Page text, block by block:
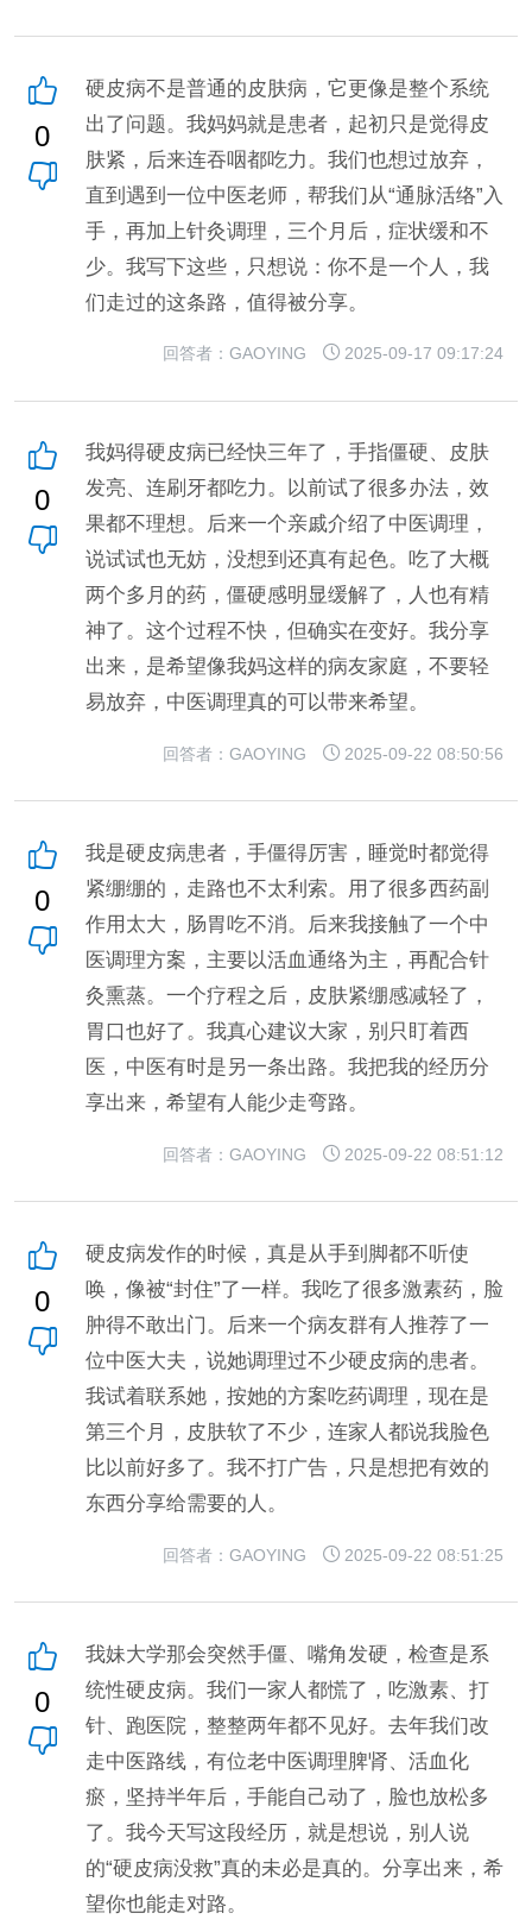
0
硬皮病不是普通的皮肤病，它更像是整个系统
出了问题。我妈妈就是患者，起初只是觉得皮
肤紧，后来连吞咽都吃力。我们也想过放弃，
直到遇到一位中医老师，帮我们从“通脉活络”入
手，再加上针灸调理，三个月后，症状缓和不
少。我写下这些，只想说：你不是一个人，我
们走过的这条路，值得被分享。
回答者：GAOYING 2025-09-17 09:17:24
0
我妈得硬皮病已经快三年了，手指僵硬、皮肤
发亮、连刷牙都吃力。以前试了很多办法，效
果都不理想。后来一个亲戚介绍了中医调理，
说试试也无妨，没想到还真有起色。吃了大概
两个多月的药，僵硬感明显缓解了，人也有精
神了。这个过程不快，但确实在变好。我分享
出来，是希望像我妈这样的病友家庭，不要轻
易放弃，中医调理真的可以带来希望。
回答者：GAOYING 2025-09-22 08:50:56
0
我是硬皮病患者，手僵得厉害，睡觉时都觉得
紧绷绷的，走路也不太利索。用了很多西药副
作用太大，肠胃吃不消。后来我接触了一个中
医调理方案，主要以活血通络为主，再配合针
灸熏蒸。一个疗程之后，皮肤紧绷感减轻了，
胃口也好了。我真心建议大家，别只盯着西
医，中医有时是另一条出路。我把我的经历分
享出来，希望有人能少走弯路。
回答者：GAOYING 2025-09-22 08:51:12
0
硬皮病发作的时候，真是从手到脚都不听使
唤，像被“封住”了一样。我吃了很多激素药，脸
肿得不敢出门。后来一个病友群有人推荐了一
位中医大夫，说她调理过不少硬皮病的患者。
我试着联系她，按她的方案吃药调理，现在是
第三个月，皮肤软了不少，连家人都说我脸色
比以前好多了。我不打广告，只是想把有效的
东西分享给需要的人。
回答者：GAOYING 2025-09-22 08:51:25
0
我妹大学那会突然手僵、嘴角发硬，检查是系
统性硬皮病。我们一家人都慌了，吃激素、打
针、跑医院，整整两年都不见好。去年我们改
走中医路线，有位老中医调理脾肾、活血化
瘀，坚持半年后，手能自己动了，脸也放松多
了。我今天写这段经历，就是想说，别人说
的“硬皮病没救”真的未必是真的。分享出来，希
望你也能走对路。